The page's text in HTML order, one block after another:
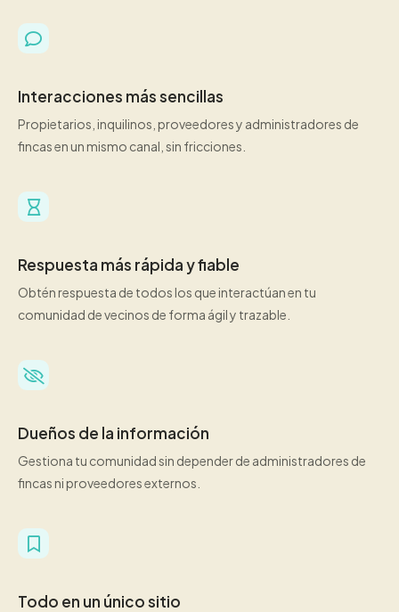
Interacciones más sencillas
Propietarios, inquilinos, proveedores y administradores de
fincas en un mismo canal, sin fricciones.
Respuesta más rápida y fiable
Obtén respuesta de todos los que interactúan en tu
comunidad de vecinos de forma ágil y trazable.
Dueños de la información
Gestiona tu comunidad sin depender de administradores de
fincas ni proveedores externos.
Todo en un único sitio